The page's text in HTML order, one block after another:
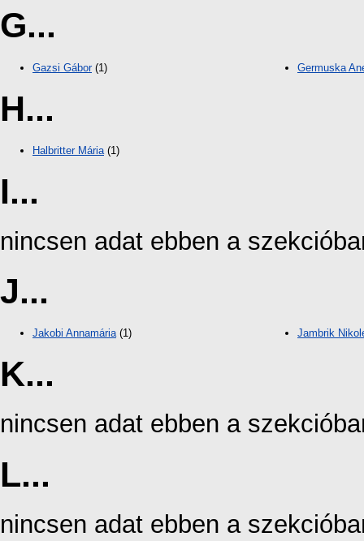
G...
Gazsi Gábor(1) Germuska
H...
Halbritter Mária (1)
I...
nincsen adat ebben a
J...
Jakobi Annamária(1) Jambrik
K...
nincsen adat ebben a
L...
nincsen adat ebben a